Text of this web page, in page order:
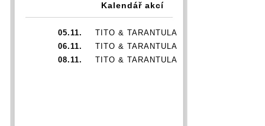
Kalendář akcí
05.11.
TITO & TARANTULA
06.11.
TITO & TARANTULA
08.11.
TITO & TARANTULA